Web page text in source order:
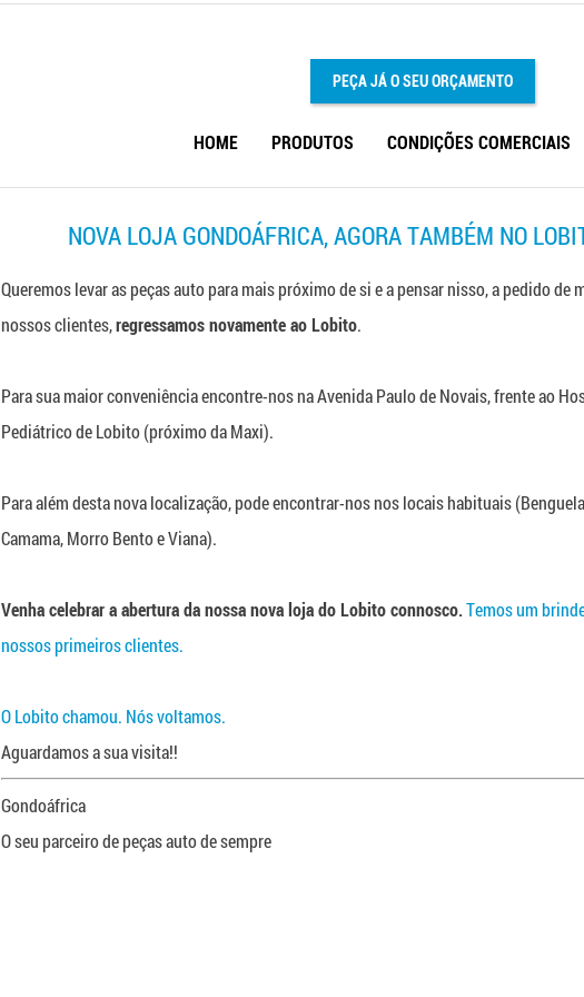
PEÇA JÁ O SEU ORÇAMENTO
HOME PRODUTOS CONDIÇÕES COMERCIAIS
NOVA LOJA GONDOÁFRICA, AGORA TAMBÉM NO
Queremos levar as peças auto para mais próximo de si e a pensar nisso, a pedido de
nossos clientes,regressamos novamente ao Lobito.
Para sua maior conveniência encontre-nos na Avenida Paulo de Novais, frente ao
Pediátrico de Lobito (próximo da Maxi).
Para além desta nova localização, pode encontrar-nos nos locais habituais
Camama, Morro Bento e Viana).
Venha celebrar a abertura da nossa nova loja do Lobito connosco.Temos um
nossos primeiros clientes.
O Lobito chamou. Nós voltamos.
Aguardamos a sua visita!!
Gondoáfrica
O seu parceiro de peças auto de sempre